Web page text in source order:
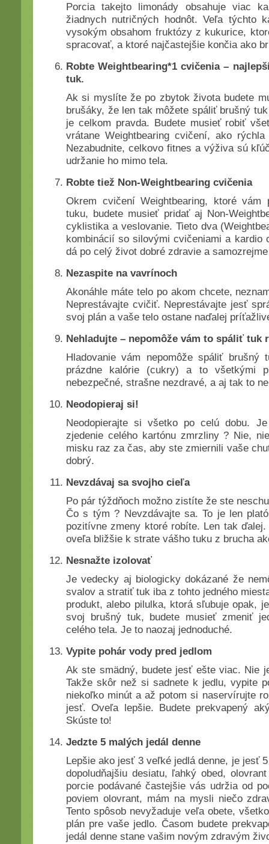
Porcia takejto limonády obsahuje viac
žiadnych nutričných hodnôt. Veľa týchto
vysokým obsahom fruktózy z kukurice,
spracovať, a ktoré najčastejšie končia ako
Robte Weightbearing*1 cvičenia –
tuk.
Ak si myslíte že po zbytok života budete
brušáky, že len tak môžete spáliť brušný
je celkom pravda. Budete musieť robiť
vrátane Weightbearing cvičení, ako
Nezabudnite, celkovo fitnes a výživa sú
udržanie ho mimo tela.
Robte tiež Non-Weightbearing cvičenia
Okrem cvičení Weightbearing, ktoré vám
tuku, budete musieť pridať aj Non-
cyklistika a veslovanie. Tieto dva
kombinácií so silovými cvičeniami a kardio
dá po celý život dobré zdravie a
Nezaspite na vavrínoch
Akonáhle máte telo po akom chcete,
Neprestávajte cvičiť. Neprestávajte jesť
svoj plán a vaše telo ostane naďalej
Nehladujte – nepomôže vám to spáliť tuk
Hladovanie vám nepomôže spáliť brušný
prázdne kalórie (cukry) a to všetkými
nebezpečné, strašne nezdravé, a aj tak to
Neodopieraj si!
Neodopierajte si všetko po celú dobu.
zjedenie celého kartónu zmrzliny ? Nie,
misku raz za čas, aby ste zmiernili vaše
dobrý.
Nevzdávaj sa svojho cieľa
Po pár týždňoch možno zistíte že ste
Čo s tým ? Nevzdávajte sa. To je len
pozitívne zmeny ktoré robíte. Len tak
oveľa bližšie k strate vášho tuku z brucha
Nesnažte izolovať
Je vedecky aj biologicky dokázané že
svalov a stratiť tuk iba z tohto jedného
produkt, alebo pilulka, ktorá sľubuje opak,
svoj brušný tuk, budete musieť zmeniť
celého tela. Je to naozaj jednoduché.
Vypite pohár vody pred jedlom
Ak ste smädný, budete jesť ešte viac. Nie
Takže skôr než si sadnete k jedlu, vypite
niekoľko minút a až potom si naservírujte
jesť. Oveľa lepšie. Budete prekvapený
Skúste to!
Jedzte 5 malých jedál denne
Lepšie ako jesť 3 veľké jedlá denne, je jesť
dopoludňajšiu desiatu, ľahký obed,
porcie podávané častejšie vás udržia od
poviem olovrant, mám na mysli niečo
Tento spôsob nevyžaduje veľa obete,
plán pre vaše jedlo. Časom budete
jedál denne stane vašim novým zdravým